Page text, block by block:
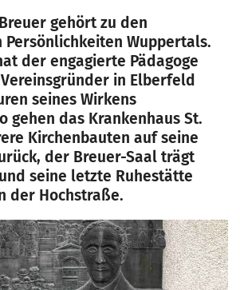
gehört zu den
Persönlichkeiten Wuppertals.
der engagierte Pädagoge
in Elberfeld
seines Wirkens
gehen das Krankenhaus St.
Kirchenbauten auf seine
der Breuer-Saal trägt
seine letzte Ruhestätte
der Hochstraße.